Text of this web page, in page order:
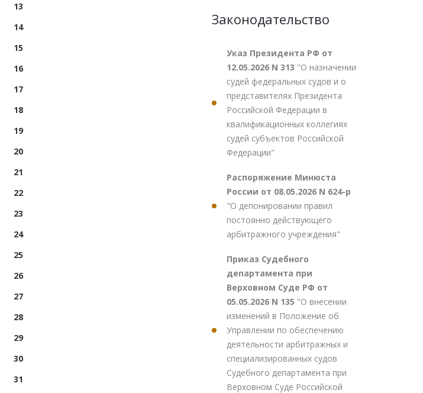
13
14
15
16
17
18
19
20
21
22
23
24
25
26
27
28
29
30
31
Законодательство
Указ Президента РФ от
12.05.2026 N 313 "О назначении
судей федеральных судов и о
представителях Президента
Российской Федерации в
квалификационных коллегиях
судей субъектов Российской
Федерации"
Распоряжение Минюста
России от 08.05.2026 N 624-р
"О депонировании правил
постоянно действующего
арбитражного учреждения"
Приказ Судебного
департамента при
Верховном Суде РФ от
05.05.2026 N 135 "О внесении
изменений в Положение об
Управлении по обеспечению
деятельности арбитражных и
специализированных судов
Судебного департамента при
Верховном Суде Российской